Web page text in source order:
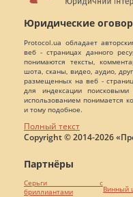
Юридические
Protocol.ua обладает
веб - страницах данного
понимаются тексты,
шота, сканы, видео, аудио,
размещенных на веб -
для индексации
использованием понимается
и тому подобное.
Полный текст
Copyright © 2014-2026
Партнёры
Серьги с
бриллиантами
Винный